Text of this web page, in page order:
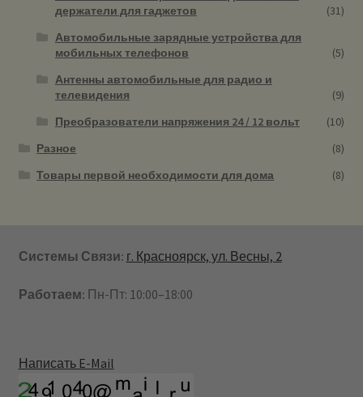
держатели для гаджетов
(31)
Автомобильные зарядные устройства для
мобильных телефонов
(5)
Антенны автомобильные для радио и
телевидения
(9)
Преобразователи напряжения 24 / 12 вольт
(10)
Разное
(8)
Товары первой необходимости для дома
(8)
Системы Связи: г. Красноярск, ул. Весны, 2
Работаем: Пн-Пт: 10:00–18:00
Написать E-Mail